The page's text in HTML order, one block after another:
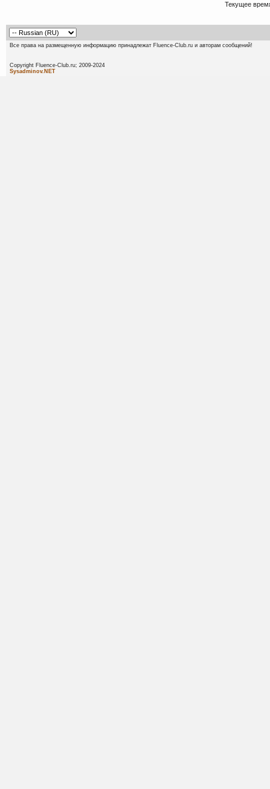
Текущее
Все права на размещенную информацию принадлежат Fluence-Club.ru и авторам сообщений!
Copyright Fluence-Club.ru;
Sysadminov.NET